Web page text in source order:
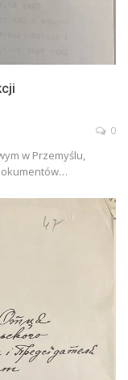
0
w Przemyślu,